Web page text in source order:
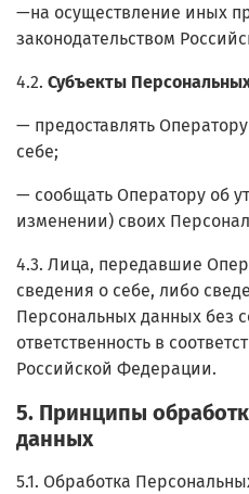
—на осуществление иных
законодательством
4.2. Субъекты
— предоставлять
себе;
— сообщать Оператору об
изменении) своих
4.3. Лица, передавшие
сведения о себе, либо
Персональных данных без
ответственность в
Российской Федерации.
5. Принципы
данных
5.1. Обработка